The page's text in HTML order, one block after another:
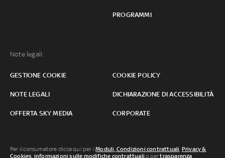
PROGRAMMI
Note legali:
GESTIONE COOKIE COOKIE POLICY
NOTE LEGALI DICHIARAZIONE DI ACCESSIBILITÀ
OFFERTA SKY MEDIA CORPORATE
Per il consumatore clicca qui per iModuli, Condizioni contrattuali Privacy &
Cookies informazioni sulle modifiche contrattuali o pertrasparenza